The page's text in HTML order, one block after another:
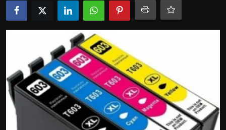
Bussiness
Health
Tips and Tricks